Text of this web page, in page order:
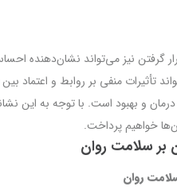
گرفتن نیز می‌تواند نشان‌دهنده
تأثیرات منفی بر روابط و اعتماد
و بهبود است. با توجه به این
خواهیم پرداخت.
بر سلامت روان
روان